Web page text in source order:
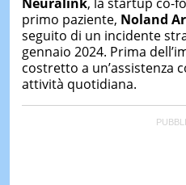
canali digitali.
primo paziente, Noland
seguito di un incidente
gennaio 2024. Prima
costretto a un’assistenza
attività quotidiana.